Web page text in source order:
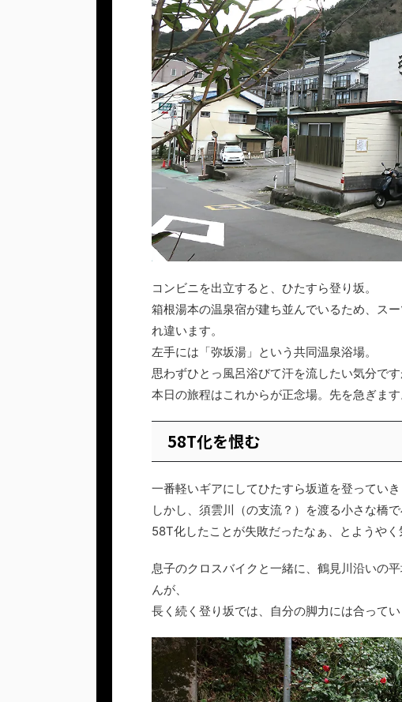
コンビニを出立すると、ひたすら登り坂。
箱根湯本の温泉宿が建ち並んでいるため、ス
れ違います。
左手には「弥坂湯」という共同温泉浴場。
思わずひとっ風呂浴びて汗を流したい気分です
本日の旅程はこれからが正念場。先を急ぎます
58T化を恨む
一番軽いギアにしてひたすら坂道を登っていき
しかし、須雲川（の支流？）を渡る小さな橋
58T化したことが失敗だったなぁ、とようやく
息子のクロスバイクと一緒に、鶴見川沿いの
んが、
長く続く登り坂では、自分の脚力には合ってい